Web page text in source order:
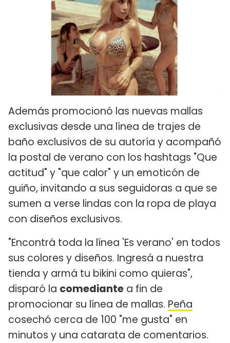
Además promocionó las nuevas mallas
exclusivas desde una línea de trajes de
baño exclusivos de su autoría y acompañó
la postal de verano con los hashtags "Que
actitud" y "que calor" y un emoticón de
guiño, invitando a sus seguidoras a que se
sumen a verse lindas con la ropa de playa
con diseños exclusivos.
"Encontrá toda la línea 'Es verano' en todos
sus colores y diseños. Ingresá a nuestra
tienda y armá tu bikini como quieras",
disparó la comediante a fin de
promocionar su línea de mallas. Peña
cosechó cerca de 100 "me gusta" en
minutos y una catarata de comentarios.